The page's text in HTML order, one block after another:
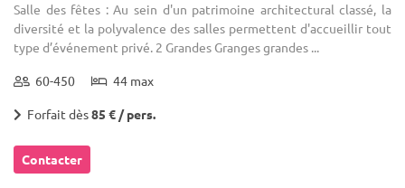
Salle des fêtes : Au sein d'un patrimoine architectural classé, la
diversité et la polyvalence des salles permettent d'accueillir tout
type d’événement privé. 2 Grandes Granges grandes ...
60-450 44 max
Forfait dès85 € / pers.
Contacter